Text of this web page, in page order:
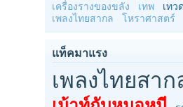
เครื่องรางของขลัง
เทพ
เทว
เพลงไทยสากล
โหราศาสตร์
แท็คมาแรง
เพลงไทยสาก